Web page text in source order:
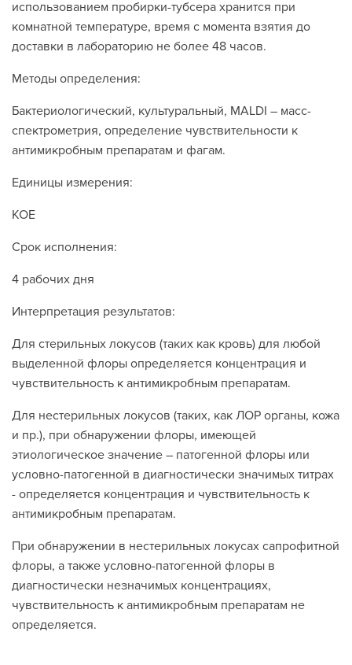
использованием пробирки-тубсера хранится при
комнатной температуре, время с момента взятия до
доставки в лабораторию не более 48 часов.
Методы определения:
Бактериологический, культуральный, MALDI – масс-
спектрометрия, определение чувствительности к
антимикробным препаратам и фагам.
Единицы измерения:
КОЕ
Срок исполнения:
4 рабочих дня
Интерпретация результатов:
Для стерильных локусов (таких как кровь) для любой
выделенной флоры определяется концентрация и
чувствительность к антимикробным препаратам.
Для нестерильных локусов (таких, как ЛОР органы, кожа
и пр.), при обнаружении флоры, имеющей
этиологическое значение – патогенной флоры или
условно-патогенной в диагностически значимых титрах
- определяется концентрация и чувствительность к
антимикробным препаратам.
При обнаружении в нестерильных локусах сапрофитной
флоры, а также условно-патогенной флоры в
диагностически незначимых концентрациях,
чувствительность к антимикробным препаратам не
определяется.